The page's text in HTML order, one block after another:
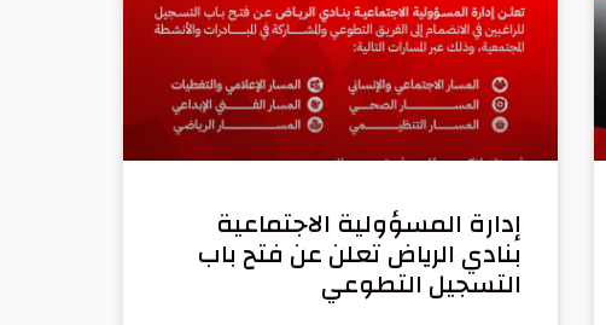
إدارة المسؤولية الاجتماعية
بنادي الرياض تعلن عن فتح باب
التسجيل التطوعي